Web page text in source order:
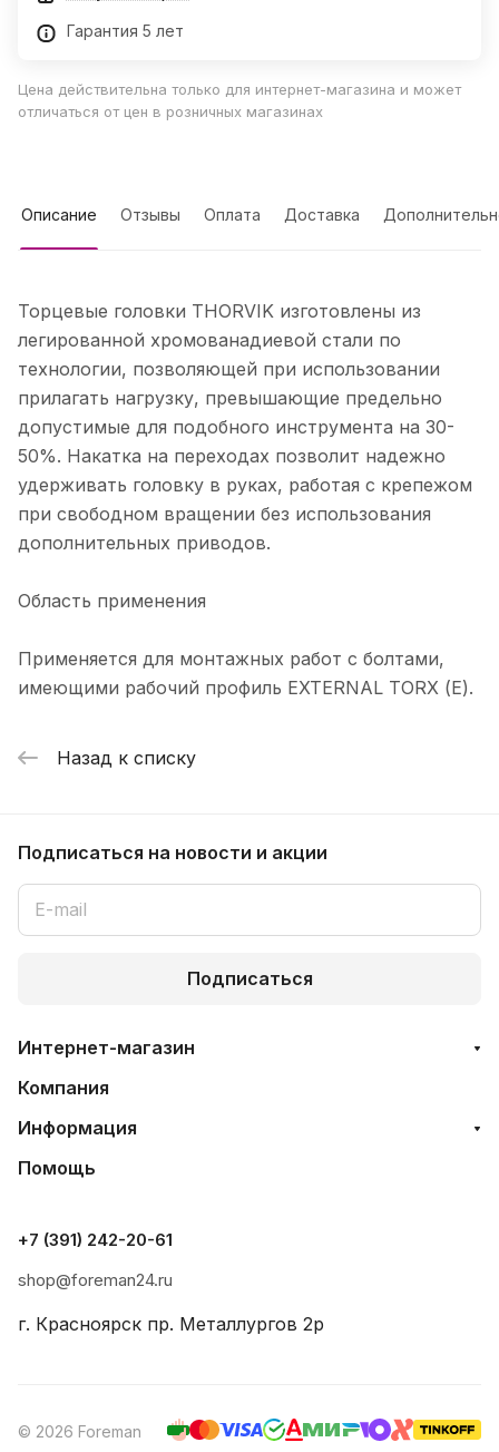
Гарантия 5 лет
Цена действительна только для интернет-магазина и может
отличаться от цен в розничных магазинах
Описание Отзывы Оплата Доставка
Торцевые головки THORVIK изготовлены из
легированной хромованадиевой стали по
технологии, позволяющей при использовании
прилагать нагрузку, превышающие предельно
допустимые для подобного инструмента на 30-
50%. Накатка на переходах позволит надежно
удерживать головку в руках, работая с крепежом
при свободном вращении без использования
дополнительных приводов.
Область применения
Применяется для монтажных работ с болтами,
имеющими рабочий профиль EXTERNAL TORX (Е).
Назад к списку
Подписаться на новости и акции
Подписаться
Интернет-магазин
Компания
Информация
Помощь
+7 (391) 242-20-61
shop@foreman24.ru
г. Красноярск пр. Металлургов 2р
© 2026 Foreman